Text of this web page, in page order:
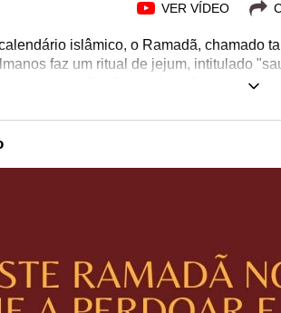
VER VÍDEO
islâmico, o Ramadã, chamado
faz um ritual de jejum, intitulado
que significa "ser ardente" - ramida -,
as pessoas alimentam a fé e praticam
são ressaltados, e as pessoas se